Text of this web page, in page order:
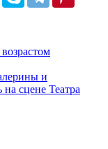
и
сцене Театра